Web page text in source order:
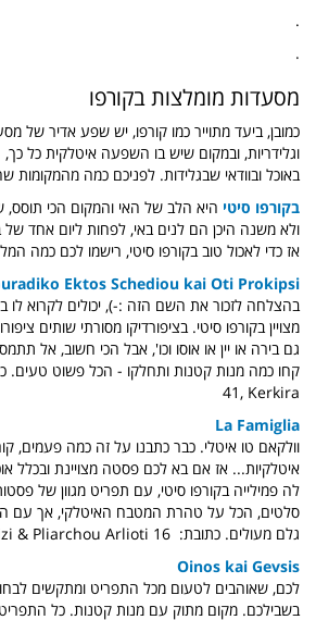
.
.
מסעדות מומלצות בקורפו
כמובן, ביעד מתוייר כמו קורפו, יש שפע אדיר של
וגלידריות, ובמקום שיש בו השפעה איטלקית כל
באוכל ובוודאי שבגלידות. לפניכם כמה מהמקומות
בקורפו סיטי היא הלב של האי והמקום הכי תוסס,
ולא משנה היכן הם לנים באי, לפחות ליום אחד של
אז כדי לאכול טוב בקורפו סיטי, רישמו לכם כמה
Ektos Schediou kai Oti Prokipsi
בהצלחה לזכור את השם הזה :-), יכולים לקרוא לו
מצויין בקורפו סיטי. בציפורדיקו מסורתי שותים
גם בירה או יין או אוסו וכו', אבל הכי חשוב, אל
41, Kerkira
La Famiglia
וולקאם טו איטלי. כבר כתבנו על זה כמה פעמים,
איטלקיות... אז אם בא לכם פסטה מצויינת ובכלל
לה פמילייה בקורפו סיטי, עם תפריט מגוון של
סלטים, הכל על טהרת המטבח האיטלקי, אך עם
גלם מעולים. כתובת: Ipolochagou Maniarizi & Pliarchou Arlioti 16
Oinos kai Gevsis
לכם, שאוהבים לטעום מכל התפריט ומתקשים
בשבילכם. מקום מתוק עם מנות קטנות. כל